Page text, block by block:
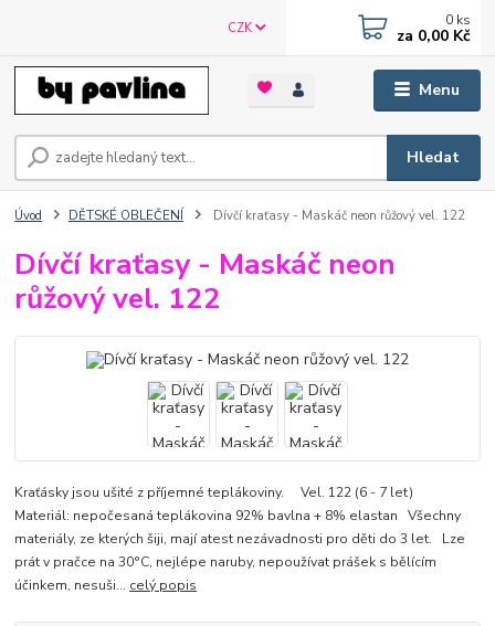
Menu
CZK
Hledat
0 ks
za 0,00 Kč
Úvod DĚTSKÉ OBLEČENÍ Dívčí kraťasy - Maskáč neon růžový vel. 122
Dívčí kraťasy - Maskáč neon
růžový vel. 122
Kraťásky jsou ušité z příjemné teplákoviny. Vel. 122 (6 - 7 let)
Materiál: nepočesaná teplákovina 92% bavlna + 8% elastan Všechny
materiály, ze kterých šiji, mají atest nezávadnosti pro děti do 3 let. Lze
prát v pračce na 30°C, nejlépe naruby, nepoužívat prášek s bělícím
účinkem, nesuši... celý popis